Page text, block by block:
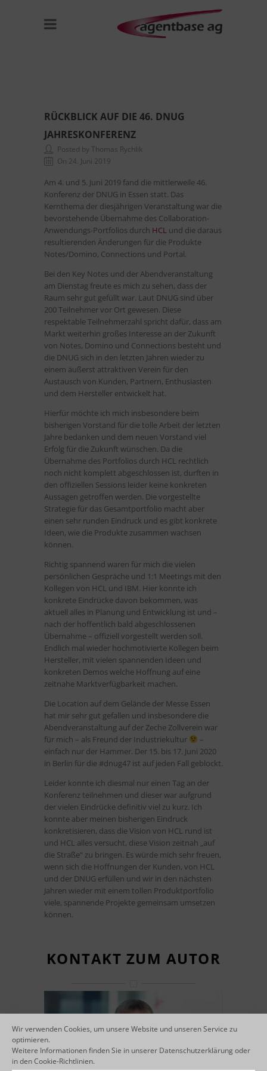
Wir verwenden Cookies, um unsere Website und unseren Service zu
optimieren.
Weitere Informationen finden Sie in unserer Datenschutzerklärungoder
in denCookie-Richtlinien.
RÜCKBLICK AUF DIE 46. DNUG
JAHRESKONFERENZ
Posted by Thomas Rychlik
On 24. Juni 2019
Am 4. und 5. Juni 2019 fand die mittlerweile 46.
Konferenz der DNUG in Essen statt. Das
Kernthema der diesjährigen Veranstaltung war die
bevorstehende Übernahme des Collaboration-
Anwendungs-Portfolios durch HCL und die daraus
resultierenden Änderungen für die Produkte
Notes/Domino, Connections und Portal.
Bei den Key Notes und der Abendveranstaltung
am Dienstag freute es mich zu sehen, dass der
Raum sehr gut gefüllt war. Laut DNUG sind über
200 Teilnehmer vor Ort gewesen. Diese
respektable Teilnehmerzahl spricht dafür, dass am
Markt weiterhin großes Interesse an der Zukunft
von Notes, Domino und Connections besteht und
die DNUG sich in den letzten Jahren wieder zu
einem äußerst attraktiven Verein für den
Austausch von Kunden, Partnern, Enthusiasten
und dem Hersteller entwickelt hat.
Hierfür möchte ich mich insbesondere beim
bisherigen Vorstand für die tolle Arbeit der letzten
Jahre bedanken und dem neuen Vorstand viel
Erfolg für die Zukunft wünschen. Da die
Übernahme des Portfolios durch HCL rechtlich
noch nicht komplett abgeschlossen ist, durften in
den offiziellen Sessions leider keine konkreten
Aussagen getroffen werden. Die vorgestellte
Strategie für das Gesamtportfolio macht aber
einen sehr runden Eindruck und es gibt konkrete
Ideen, wie die Produkte zusammen wachsen
können.
Richtig spannend waren für mich die vielen
persönlichen Gespräche und 1:1 Meetings mit den
Kollegen von HCL und IBM. Hier konnte ich
konkrete Eindrücke davon bekommen, was
aktuell alles in Planung und Entwicklung ist und –
nach der hoffentlich bald abgeschlossenen
Übernahme – offiziell vorgestellt werden soll.
Endlich mal wieder hochmotivierte Kollegen beim
Hersteller, mit vielen spannenden Ideen und
konkreten Demos welche Hoffnung auf eine
zeitnahe Marktverfügbarkeit machen.
Die Location auf dem Gelände der Messe Essen
hat mir sehr gut gefallen und insbesondere die
Abendveranstaltung auf der Zeche Zollverein war
für mich – als Freund der Industriekultur
–
einfach nur der Hammer. Der 15. bis 17. Juni 2020
in Berlin für die #dnug47 ist auf jeden Fall geblockt.
Leider konnte ich diesmal nur einen Tag an der
Konferenz teilnehmen und dieser war aufgrund
der vielen Eindrücke definitiv viel zu kurz. Ich
konnte aber meinen bisherigen Eindruck
konkretisieren, dass die Vision von HCL rund ist
und HCL alles versucht, diese Vision zeitnah „auf
die Straße“ zu bringen. Es würde mich sehr freuen,
wenn sich die Hoffnungen der Kunden, von HCL
und der DNUG erfüllen und wir in den nächsten
Jahren wieder mit einem tollen Produktportfolio
viele, spannende Projekte gemeinsam umsetzen
können.
KONTAKT ZUM AUTOR